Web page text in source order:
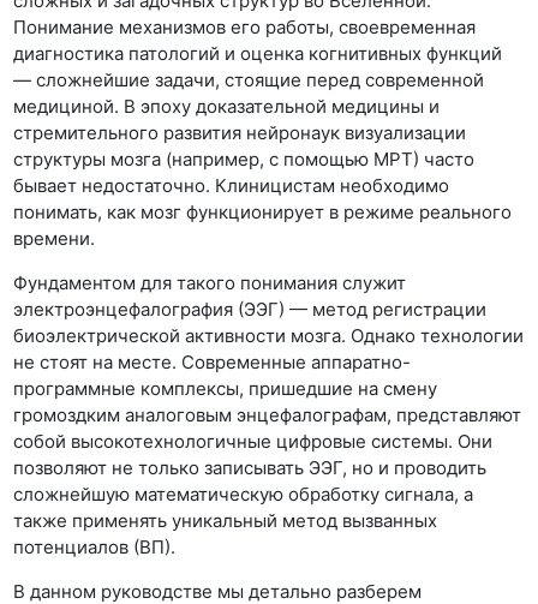
Понимание механизмов его работы, своевременная
диагностика патологий и оценка когнитивных функций
— сложнейшие задачи, стоящие перед современной
медициной. В эпоху доказательной медицины и
стремительного развития нейронаук визуализации
структуры мозга (например, с помощью МРТ) часто
бывает недостаточно. Клиницистам необходимо
понимать, как мозг функционирует в режиме реального
времени.
Фундаментом для такого понимания служит
электроэнцефалография (ЭЭГ) — метод регистрации
биоэлектрической активности мозга. Однако технологии
не стоят на месте. Современные аппаратно-
программные комплексы, пришедшие на смену
громоздким аналоговым энцефалографам, представляют
собой высокотехнологичные цифровые системы. Они
позволяют не только записывать ЭЭГ, но и проводить
сложнейшую математическую обработку сигнала, а
также применять уникальный метод вызванных
потенциалов (ВП).
В данном руководстве мы детально разберем